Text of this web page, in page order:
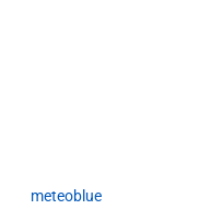
meteoblue